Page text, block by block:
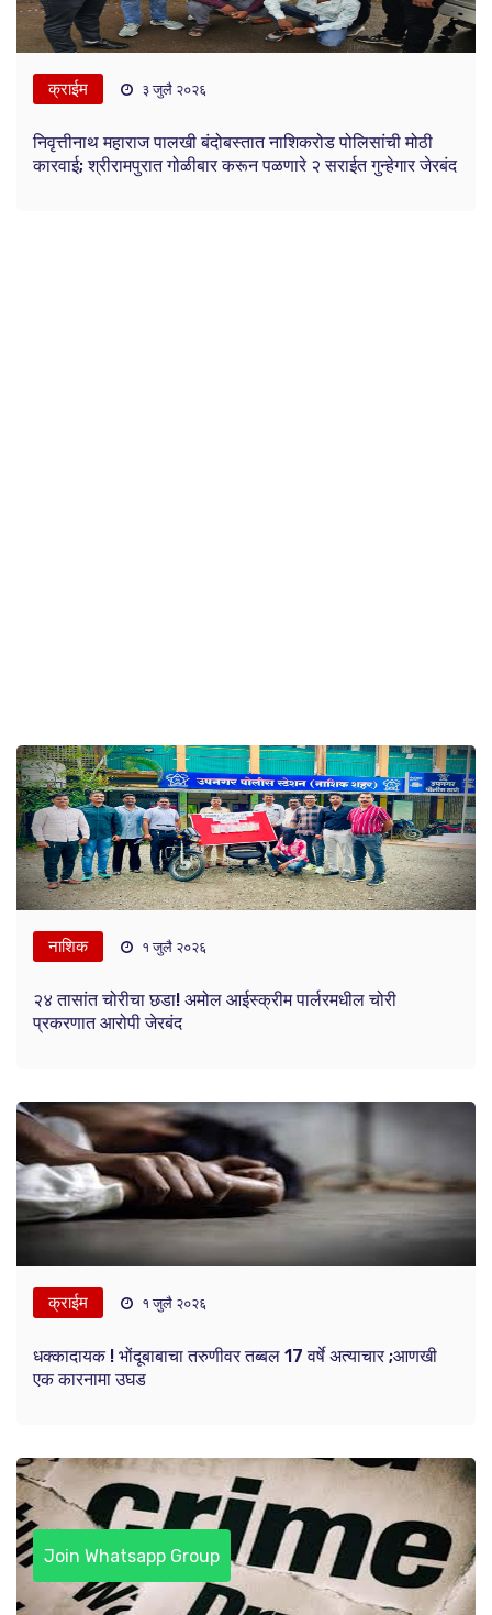
क्राईम ३ जुलै २०२६
निवृत्तीनाथ महाराज पालखी बंदोबस्तात नाशिकरोड पोलिसांची मोठी
कारवाई; श्रीरामपुरात गोळीबार करून पळणारे २ सराईत गुन्हेगार जेरबंद
नाशिक १ जुलै २०२६
२४ तासांत चोरीचा छडा! अमोल आईस्क्रीम पार्लरमधील चोरी
प्रकरणात आरोपी जेरबंद
क्राईम १ जुलै २०२६
धक्कादायक ! भोंदूबाबाचा तरुणीवर तब्बल 17 वर्षे अत्याचार ;आणखी
एक कारनामा उघड
Join Whatsapp Group